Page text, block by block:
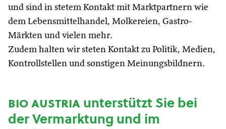
und sind in stetem Kontakt mit Marktpartnern wie
dem Lebensmittelhandel, Molkereien, Gastro-
Märkten und vielen mehr.
Zudem halten wir steten Kontakt zu Politik, Medien,
Kontrollstellen und sonstigen Meinungsbildnern.
bio austriaunterstützt Sie bei
der Vermarktung und im